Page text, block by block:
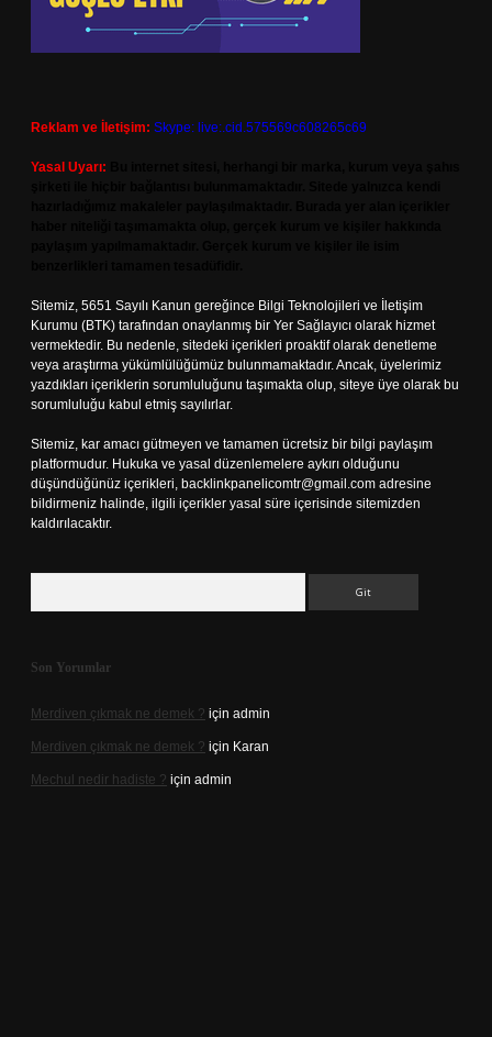
Reklam ve İletişim: Skype: live:.cid.575569c608265c69
Yasal Uyarı:
Sitemiz, 5651 Sayılı Kanun gereğince Bilgi Teknolojileri ve İletişim
Kurumu (BTK) tarafından onaylanmış bir Yer Sağlayıcı olarak hizmet
vermektedir. Bu nedenle, sitedeki içerikleri proaktif olarak denetleme
veya araştırma yükümlülüğümüz bulunmamaktadır. Ancak, üyelerimiz
yazdıkları içeriklerin sorumluluğunu taşımakta olup, siteye üye olarak bu
sorumluluğu kabul etmiş sayılırlar.
Sitemiz, kar amacı gütmeyen ve tamamen ücretsiz bir bilgi paylaşım
platformudur. Hukuka ve yasal düzenlemelere aykırı olduğunu
düşündüğünüz içerikleri, backlinkpanelicomtr@gmail.com adresine
bildirmeniz halinde, ilgili içerikler yasal süre içerisinde sitemizden
kaldırılacaktır.
Son Yorumlar
Merdiven çıkmak ne demek ? için admin
Merdiven çıkmak ne demek ? için Karan
Mechul nedir hadiste ? için admin